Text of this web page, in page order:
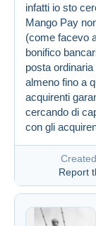
Created on
infatti io sto
Mango Pay
(come facevo
bonifico
posta
almeno fino a
acquirenti
cercando di
con gli
Report